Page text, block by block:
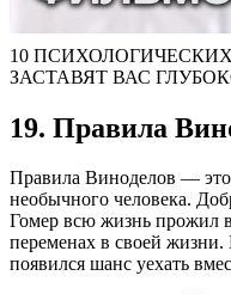
10
ЗАСТАВЯТ ВАС
19. Правила
Правила Виноделов —
необычного человека.
Гомер всю жизнь прожил
переменах в своей
появился шанс уехать